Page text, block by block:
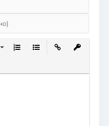
НУМЕРОВАННЫЙ СПИСОК
МАРКИРОВАННЫЙ
ВСТАВИТЬ
ТЕКСТА
СПОЙЛЕРА